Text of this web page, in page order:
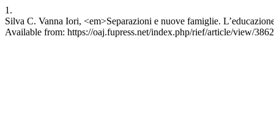
1.
Silva C. Vanna Iori, <em>Separazioni e nuove famiglie.
Available from: https://oaj.fupress.net/index.php/rief/article/view/3862